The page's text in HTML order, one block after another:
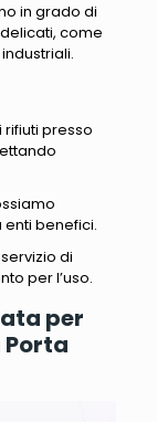
in grado di
come
rifiuti presso
benefici.
di
per l’uso.
per